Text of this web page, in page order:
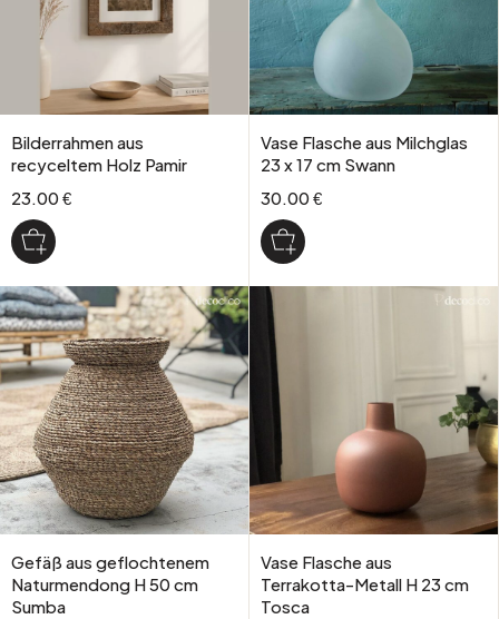
Bilderrahmen aus
recyceltem Holz Pamir
23.00 €
Vase Flasche aus Milchglas
23 x 17 cm Swann
30.00 €
Gefäß aus geflochtenem
Naturmendong H 50 cm
Sumba
Vase Flasche aus
Terrakotta-Metall H 23 cm
Tosca